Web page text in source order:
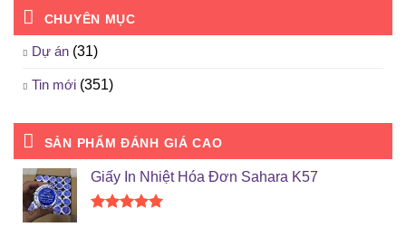
CHUYÊN MỤC
Dự án (31)
Tin mới (351)
SẢN PHẨM ĐÁNH GIÁ CAO
Giấy In Nhiệt Hóa Đơn Sahara K57